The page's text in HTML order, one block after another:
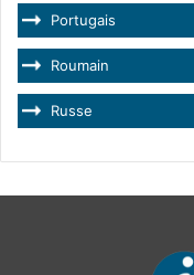
Portugais
Roumain
Russe